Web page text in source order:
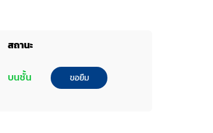
สถานะ
บนชั้น ขอยืม